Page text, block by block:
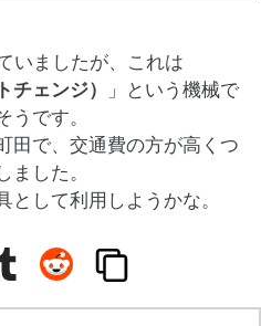
いましたが、これは
ェンジ）
」という機械で
です。
田で、交通費の方が高くつ
した。
して利用しようかな。